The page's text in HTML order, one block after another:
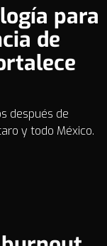
para
de
después de
y todo México.